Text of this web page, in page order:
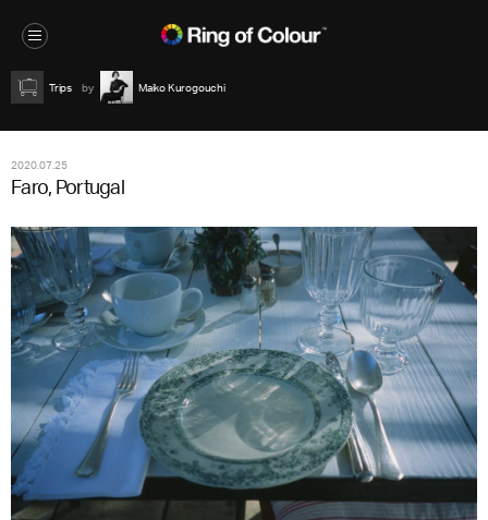
Trips Maiko Kurogouchi
2020.07.25
Faro, Portugal